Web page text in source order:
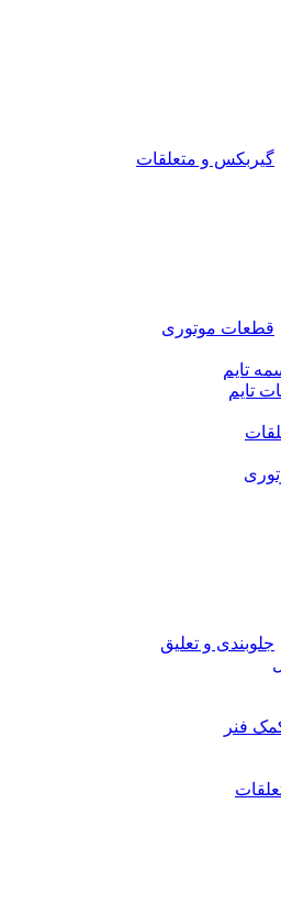
گیربکس و متعلقات
قطعات موتوری
تایم
تایم
جلوبندی و تعلیق
فنر